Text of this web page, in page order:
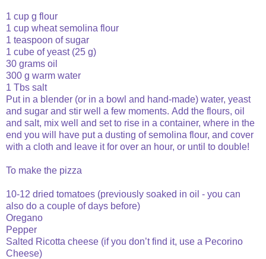
1 cup g flour
1 cup wheat semolina flour
1 teaspoon of sugar
1 cube of yeast (25 g)
30 grams oil
300 g warm water
1 Tbs salt
Put in a blender (or in a bowl and hand-made) water, yeast
and sugar and stir well a few moments. Add the flours, oil
and salt, mix well and set to rise in a container, where in the
end you will have put a dusting of semolina flour, and cover
with a cloth and leave it for over an hour, or until to double!
To make the pizza
10-12 dried tomatoes (previously soaked in oil - you can
also do a couple of days before)
Oregano
Pepper
Salted Ricotta cheese (if you don’t find it, use a Pecorino
Cheese)